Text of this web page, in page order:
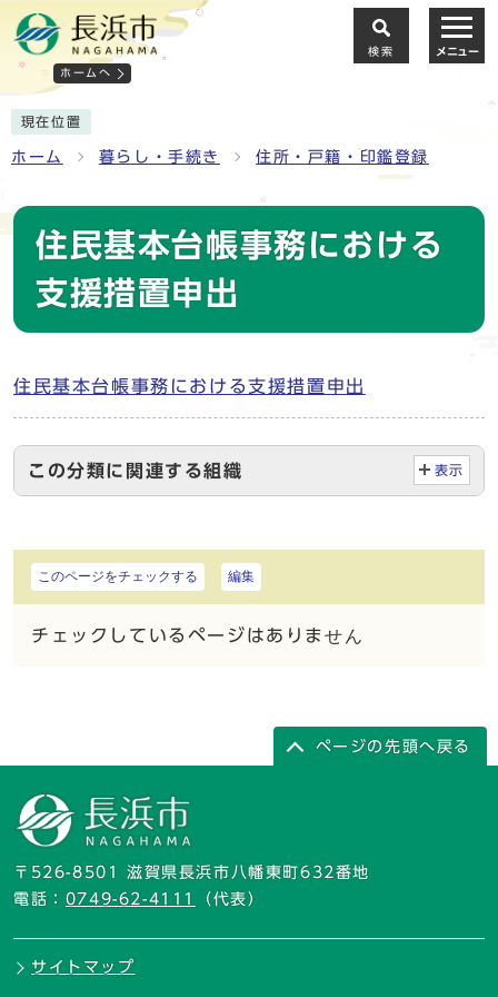
ホームへ
検索 メニュー
現在位置
ホーム 暮らし・手続き 住所・戸籍・印鑑登録
住民基本台帳事務における
支援措置申出
住民基本台帳事務における支援措置申出
この分類に関連する組織 表示
このページをチェックする 編集
チェックしているページはありません
ページの先頭へ戻る
〒526-8501 滋賀県長浜市八幡東町632番地
電話： 0749-62-4111 （代表）
サイトマップ